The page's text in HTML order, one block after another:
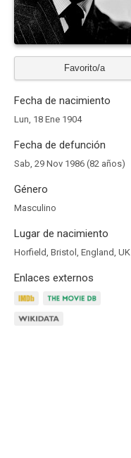
Favorito/a
Fecha de nacimiento
Lun, 18 Ene 1904
Fecha de defunción
Sab, 29 Nov 1986 (82 años)
Género
Masculino
Lugar de nacimiento
Horfield, Bristol, England, UK
Enlaces externos